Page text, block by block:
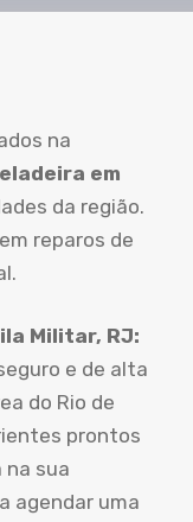
na
em
da região.
reparos de
Militar, RJ:
e de alta
do Rio de
prontos
na sua
agendar uma